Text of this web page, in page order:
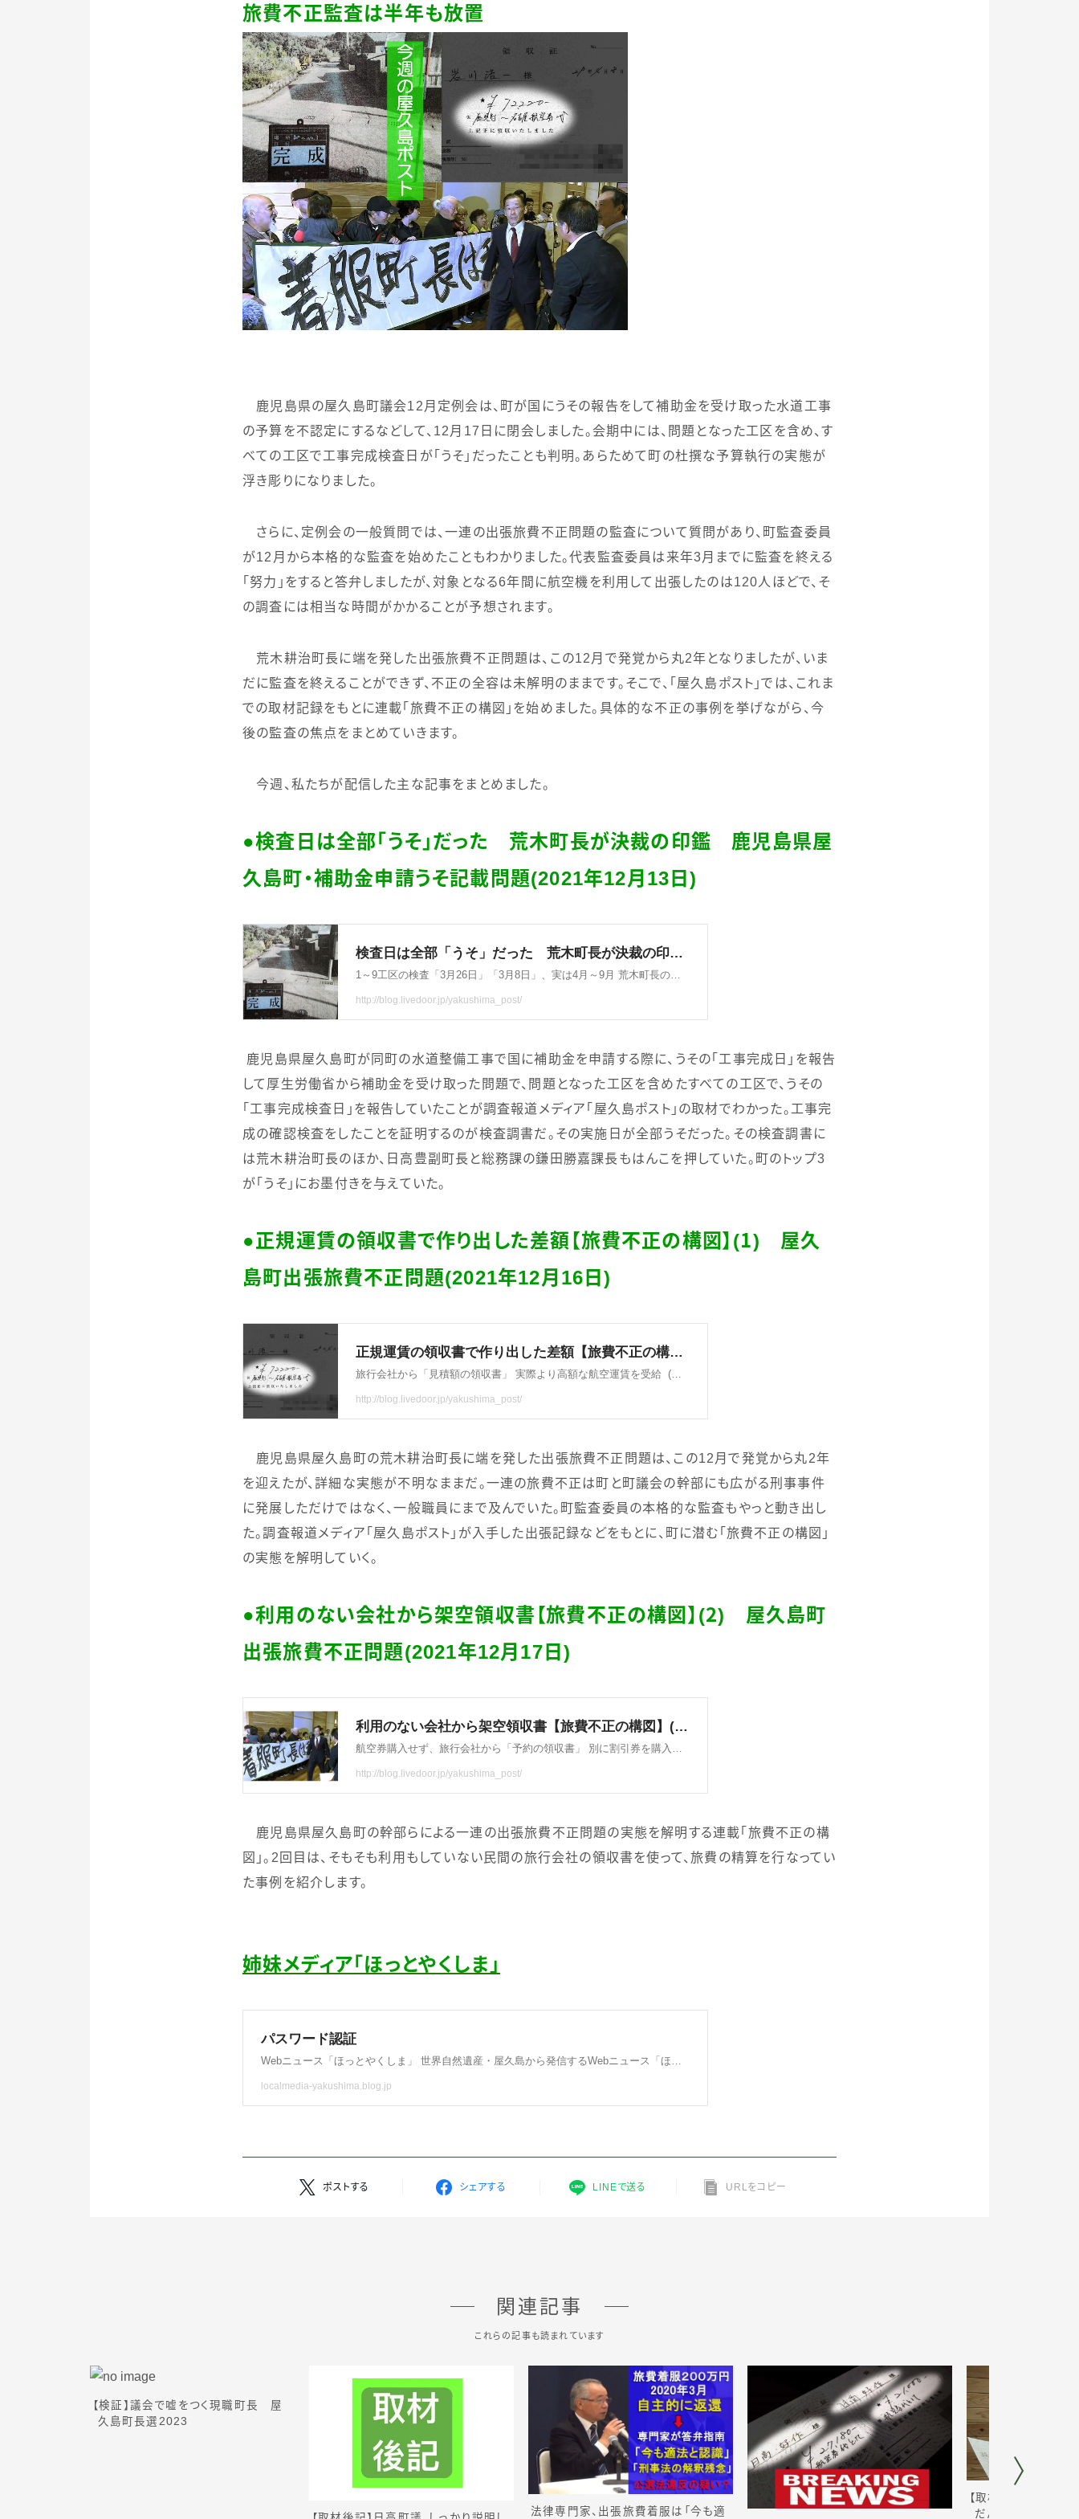
旅費不正監査は半年も放置
鹿児島県の屋久島町議会12 月定例会は、町が国にうその報告をして補助金を受け取った水道工事
の予算を不認定にするなどして、 12 月 17 日に閉会しました。会期中には、問題となった工区を含め、す
べての工区で工事完成検査日が「うそ」だったことも判明。あらためて町の杜撰な予算執行の実態が
浮き彫りになりました。
さらに、定例会の一般質問では、一連の出張旅費不正問題の監査について質問があり、町監査委員
が12 月から本格的な監査を始めたこともわかりました。代表監査委員は来年3月までに監査を終える
「努力」をすると答弁しましたが、対象となる6年間に航空機を利用して出張したのは120人ほどで、そ
の調査には相当な時間がかかることが予想されます。
荒木耕治町長に端を発した出張旅費不正問題は、この12 月で発覚から丸2年となりましたが、いま
だに監査を終えることができず、不正の全容は未解明のままです。そこで、「屋久島ポスト」では、これま
での取材記録をもとに連載「旅費不正の構図」を始めました。具体的な不正の事例を挙げながら、今
後の監査の焦点をまとめていきます。
今週、私たちが配信した主な記事をまとめました。
●検査日は全部「うそ」だった 荒木町長が決裁の印鑑 鹿児島県屋
久島町・補助金申請うそ記載問題(2021年12月 13 日)
鹿児島県屋久島町が同町の水道整備工事で国に補助金を申請する際に、うその「工事完成日」を報告
して厚生労働省から補助金を受け取った問題で、問題となった工区を含めたすべての工区で、うその
「工事完成検査日」を報告していたことが調査報道メディア「屋久島ポスト」の取材でわかった。工事完
成の確認検査をしたことを証明するのが検査調書だ。その実施日が全部うそだった。その検査調書に
は荒木耕治町長のほか、日高豊副町長と総務課の鎌田勝嘉課長もはんこを押していた。町のトップ3
が「うそ」にお墨付きを与えていた。
●正規運賃の領収書で作り出した差額【旅費不正の構図】 (１) 屋久
島町出張旅費不正問題(2021年12月 16 日)
鹿児島県屋久島町の荒木耕治町長に端を発した出張旅費不正問題は、この12 月で発覚から丸2年
を迎えたが、詳細な実態が不明なままだ。一連の旅費不正は町と町議会の幹部にも広がる刑事事件
に発展しただけではなく、一般職員にまで及んでいた。町監査委員の本格的な監査もやっと動き出し
た。調査報道メディア「屋久島ポスト」が入手した出張記録などをもとに、町に潜む「旅費不正の構図」
の実態を解明していく。
●利用のない会社から架空領収書【旅費不正の構図】 (２) 屋久島町
出張旅費不正問題(2021年12月 17 日)
鹿児島県屋久島町の幹部らによる一連の出張旅費不正問題の実態を解明する連載「旅費不正の構
図」。 2 回目は、そもそも利用もしていない民間の旅行会社の領収書を使って、旅費の精算を行なってい
た事例を紹介します。
姉妹メディア「ほっとやくしま」
ポストする シェアする LINEで送る URLをコピー
関連記事
これらの記事も読まれています
【検証】議会で嘘をつく現職町長 屋
久島町長選2023
法律専門家、出張旅費着服は「今も適
【取材後記】ニセ領
だんまり続けて4カ